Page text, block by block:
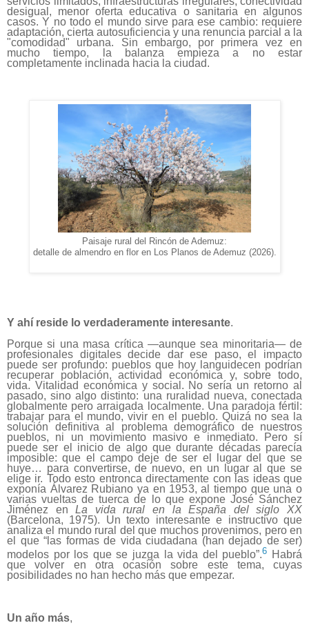
desigual, menor oferta educativa o sanitaria en algunos
casos. Y no todo el mundo sirve para ese cambio: requiere
adaptación, cierta autosuficiencia y una renuncia parcial a la
"comodidad" urbana. Sin embargo, por primera vez en
mucho tiempo, la balanza empieza a no estar
completamente inclinada hacia la ciudad.
Paisaje rural del Rincón de Ademuz:
detalle de almendro en flor en Los Planos de Ademuz (2026).
Y ahí reside lo verdaderamente interesante.
Porque si una masa crítica —aunque sea minoritaria— de
profesionales digitales decide dar ese paso, el impacto
puede ser profundo: pueblos que hoy languidecen podrían
recuperar población, actividad económica y, sobre todo,
vida. Vitalidad económica y social. No sería un retorno al
pasado, sino algo distinto: una ruralidad nueva, conectada
globalmente pero arraigada localmente. Una paradoja fértil:
trabajar para el mundo, vivir en el pueblo. Quizá no sea la
solución definitiva al problema demográfico de nuestros
pueblos, ni un movimiento masivo e inmediato. Pero sí
puede ser el inicio de algo que durante décadas parecía
imposible: que el campo deje de ser el lugar del que se
huye… para convertirse, de nuevo, en un lugar al que se
elige ir. Todo esto entronca directamente con las ideas que
exponía Álvarez Rubiano ya en 1953, al tiempo que una o
varias vueltas de tuerca de lo que expone José Sánchez
Jiménez enLa vida rural en la España del siglo XX
(Barcelona, 1975). Un texto interesante e instructivo que
analiza el mundo rural del que muchos provenimos, pero en
el que “las formas de vida ciudadana (han dejado de ser)
modelos por los que se juzga la vida del pueblo”.6 Habrá
que volver en otra ocasión sobre este tema, cuyas
posibilidades no han hecho más que empezar.
Un año más,